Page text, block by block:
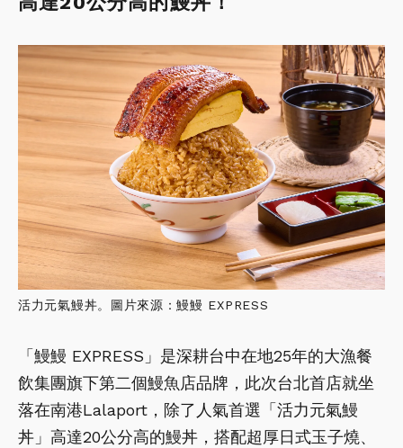
活力元氣鰻丼。圖片來源：鰻鰻 EXPRESS
「鰻鰻 EXPRESS」是深耕台中在地25年的大漁餐
飲集團旗下第二個鰻魚店品牌，此次台北首店就坐
落在南港Lalaport，除了人氣首選「活力元氣鰻
丼」高達20公分高的鰻丼，搭配超厚日式玉子燒、